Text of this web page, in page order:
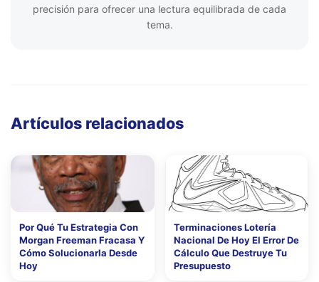
precisión para ofrecer una lectura equilibrada de cada
tema.
Artículos relacionados
Por Qué Tu Estrategia Con
Morgan Freeman Fracasa Y
Cómo Solucionarla Desde
Hoy
Terminaciones Lotería
Nacional De Hoy El Error De
Cálculo Que Destruye Tu
Presupuesto